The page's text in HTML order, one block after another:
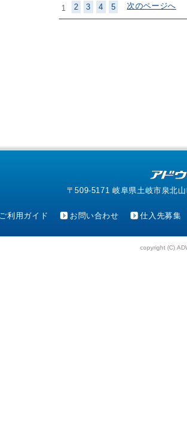
1 2 3 4 5 次のページへ
〒509-5171 岐阜県土岐市泉北
ご利用ガイド お問い合わせ 仕入先募集
copyright (C)